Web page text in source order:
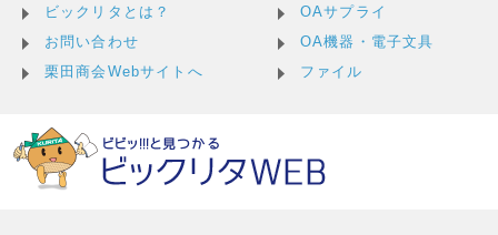
ビックリタとは？
お問い合わせ
栗田商会Webサイトへ
OAサプライ
OA機器・電子文具
ファイル